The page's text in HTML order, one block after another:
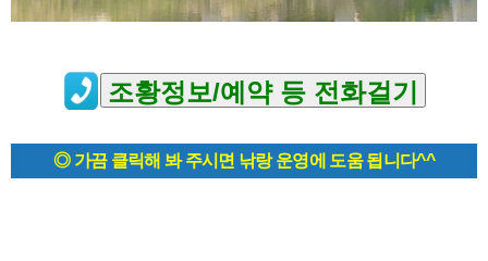
◎ 가끔 클릭해 봐 주시면 낚랑 운영에 도움 됩니다^^